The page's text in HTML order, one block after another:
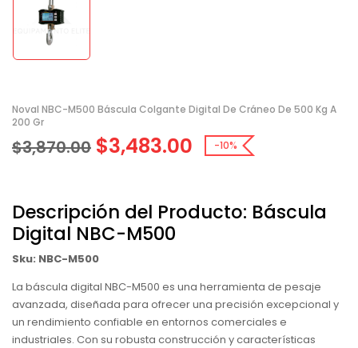
Noval NBC-M500 Báscula Colgante Digital De Cráneo De 500 Kg A
200 Gr
$3,870.00 $3,483.00 -10%
Descripción del Producto: Báscula
Digital NBC-M500
Sku: NBC-M500
La báscula digital NBC-M500 es una herramienta de pesaje
avanzada, diseñada para ofrecer una precisión excepcional y
un rendimiento confiable en entornos comerciales e
industriales. Con su robusta construcción y características